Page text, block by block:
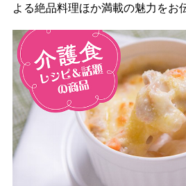
よる絶品料理ほか満載の魅力をお